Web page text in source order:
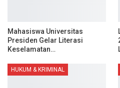
Mahasiswa Universitas
Presiden Gelar Literasi
Keselamatan…
HUKUM & KRIMINAL